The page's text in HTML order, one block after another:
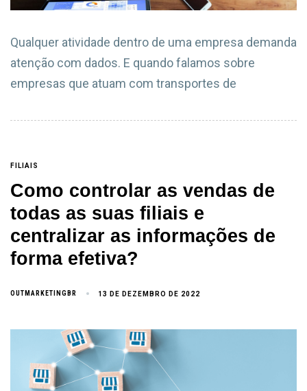
Qualquer atividade dentro de uma empresa demanda
atenção com dados. E quando falamos sobre
empresas que atuam com transportes de
FILIAIS
Como controlar as vendas de
todas as suas filiais e
centralizar as informações de
forma efetiva?
OUTMARKETINGBR 13 DE DEZEMBRO DE 2022